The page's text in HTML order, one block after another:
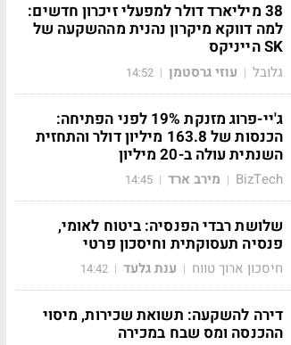
38 מיליארד דולר למפעלי זיכרון חדשים:
למה דווקא מיקרון נהנית מההשקעה של
SK הייניקס
גלובל | עוזי גרסטמן |
14:52
ג'יי-פרוג מזנקת 19% לפני הפתיחה:
הכנסות של 163.8 מיליון דולר והתחזית
השנתית עולה ב-20 מיליון
BizTech
| מירב ארד |
14:45
שלושת רבדי הפנסיה: ביטוח לאומי,
פנסיה תעסוקתית וחיסכון פרטי
חיסכון ארוך טווח | ענת גלעד |
14:42
דירה להשקעה: תשואת שכירות, מיסוי
ההכנסה ומס שבח במכירה